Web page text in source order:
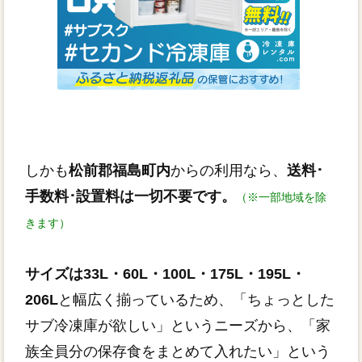
しかも松前郡福島町内からの利用なら、 送料･
手数料･設置料は一切不要です。
（※一部地域を除
きます）
サイズは33L・60L・100L・175L・195L・
206Lと幅広く揃っているため、「ちょっとした
サブ冷凍庫が欲しい」というニーズから、「家
族全員分の保存食をまとめて入れたい」という